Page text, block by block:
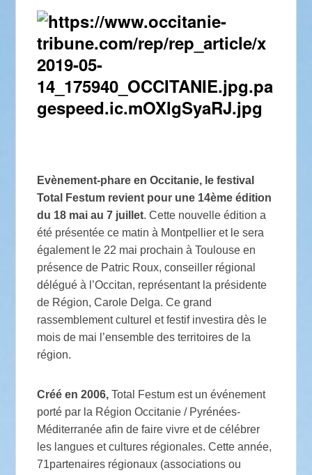
Evènement-phare en Occitanie, le festival
Total Festum revient pour une 14ème édition
du 18 mai au 7 juillet. Cette nouvelle édition a
été présentée ce matin à Montpellier et le sera
également le 22 mai prochain à Toulouse en
présence de Patric Roux, conseiller régional
délégué à l’Occitan, représentant la présidente
de Région, Carole Delga. Ce grand
rassemblement culturel et festif investira dès le
mois de mai l’ensemble des territoires de la
région.
Créé en 2006,Total Festum est un événement
porté par la Région Occitanie / Pyrénées-
Méditerranée afin de faire vivre et de célébrer
les langues et cultures régionales. Cette année,
71partenaires régionaux (associations ou